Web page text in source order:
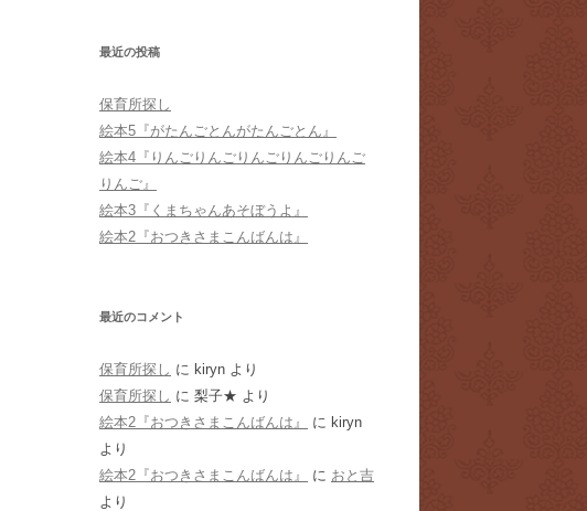
最近の投稿
保育所探し
絵本5『がたんごとんがたんごとん』
絵本4『りんごりんごりんごりんごりんご
りんご』
絵本3『くまちゃんあそぼうよ』
絵本2『おつきさまこんばんは』
最近のコメント
保育所探し に kiryn より
保育所探し に 梨子★ より
絵本2『おつきさまこんばんは』
に kiryn
より
絵本2『おつきさまこんばんは』
に おと吉
より